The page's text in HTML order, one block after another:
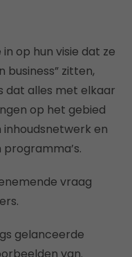
op hun visie dat ze
business” zitten,
dat alles met elkaar
op het gebied
en
vraag
gelanceerde
van.